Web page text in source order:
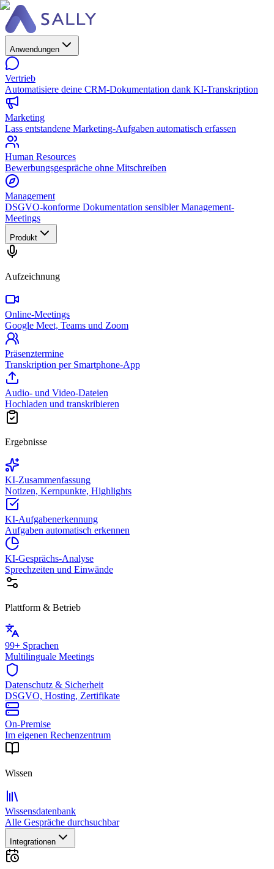
Anwendungen
Vertrieb
Automatisiere deine CRM-Dokumentation dank KI-Transkription
Marketing
Lass entstandene Marketing-Aufgaben automatisch erfassen
Human Resources
Bewerbungsgespräche ohne Mitschreiben
Management
DSGVO-konforme Dokumentation sensibler Management-
Meetings
Produkt
Aufzeichnung
Online-Meetings
Google Meet, Teams und Zoom
Präsenztermine
Transkription per Smartphone-App
Audio- und Video-Dateien
Hochladen und transkribieren
Ergebnisse
KI-Zusammenfassung
Notizen, Kernpunkte, Highlights
KI-Aufgabenerkennung
Aufgaben automatisch erkennen
KI-Gesprächs-Analyse
Sprechzeiten und Einwände
Plattform & Betrieb
99+ Sprachen
Multilinguale Meetings
Datenschutz & Sicherheit
DSGVO, Hosting, Zertifikate
On-Premise
Im eigenen Rechenzentrum
Wissen
Wissensdatenbank
Alle Gespräche durchsuchbar
Integrationen